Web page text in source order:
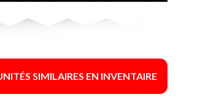
SIMILAIRES EN INVENTAIRE